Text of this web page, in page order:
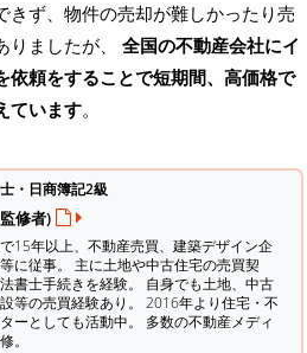
きず、物件の売却が難しかったり売
ましたが、 全国の不動産会社にイ
依頼をすることで短期間、高価格で
ています。
・日商簿記2級
修者)
15年以上、不動産売買、建築デザイン企
に従事。 主に土地や中古住宅の売買契
書士手続きを経験。 自身でも土地、中古
等の売買経験あり。 2016年より住宅・不
ーとしても活動中。 多数の不動産メディ
。